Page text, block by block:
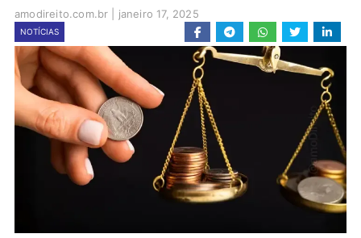
amodireito.com.br janeiro 17, 2025
NOTÍCIAS